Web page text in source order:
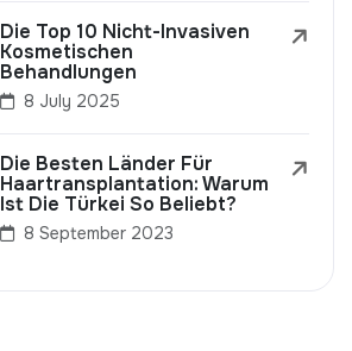
Die Top 10 Nicht-Invasiven
Kosmetischen
Behandlungen
8 July 2025
Die Besten Länder Für
Haartransplantation: Warum
Ist Die Türkei So Beliebt?
8 September 2023